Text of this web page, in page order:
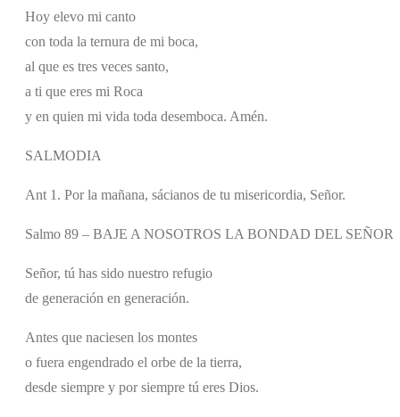
Hoy elevo mi canto
con toda la ternura de mi boca,
al que es tres veces santo,
a ti que eres mi Roca
y en quien mi vida toda desemboca. Amén.
SALMODIA
Ant 1. Por la mañana, sácianos de tu misericordia, Señor.
Salmo 89 – BAJE A NOSOTROS LA BONDAD DEL SEÑOR
Señor, tú has sido nuestro refugio
de generación en generación.
Antes que naciesen los montes
o fuera engendrado el orbe de la tierra,
desde siempre y por siempre tú eres Dios.